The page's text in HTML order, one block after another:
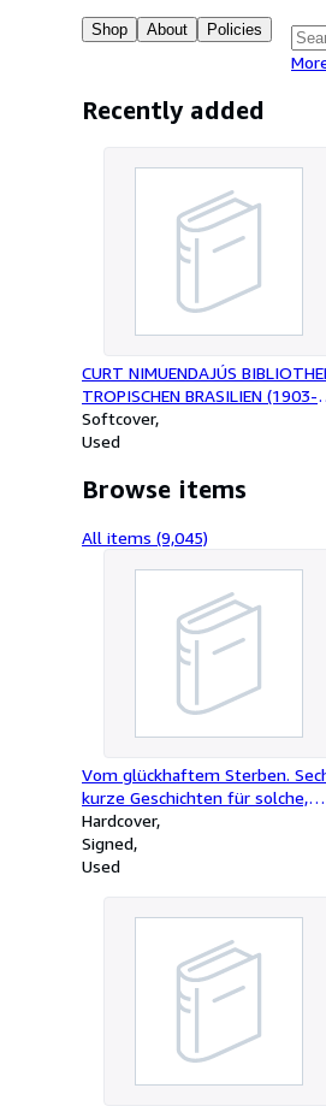
Shop About Policies
Recently added
CURT NIMUENDAJÚS
TROPISCHEN BRASILIEN (1903-
1945): Ein Beitrag zur Geschichte
der Ethnologie
Softcover
Used
Browse items
All items (9,045)
Vom glückhaftem Sterben.
kurze Geschichten für solche,
denen auch heute noch die Ehre
mehr gilt als wie das Leben
Hardcover
Signed
Used